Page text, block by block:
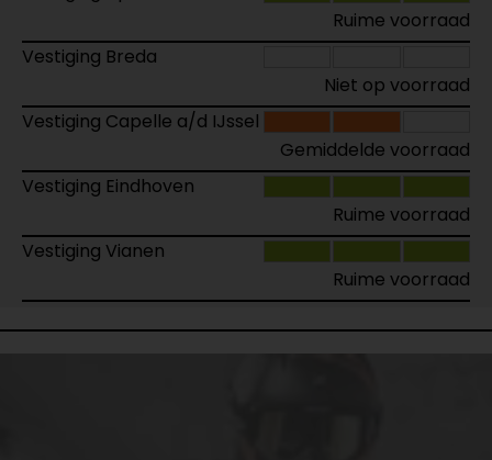
Ruime voorraad
Vestiging Breda
Niet op voorraad
Vestiging Capelle a/d IJssel
Gemiddelde voorraad
Vestiging Eindhoven
Ruime voorraad
Vestiging Vianen
Ruime voorraad